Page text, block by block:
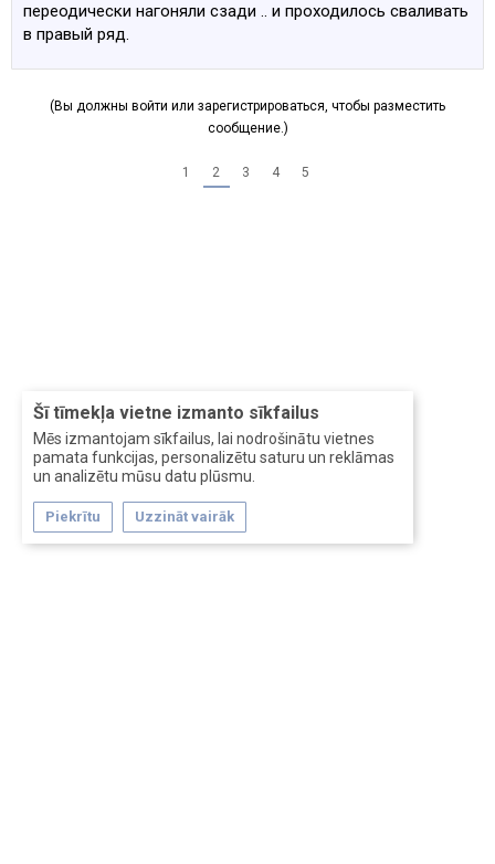
Šī tīmekļa vietne izmanto sīkfailus
Mēs izmantojam sīkfailus, lai nodrošinātu vietnes
pamata funkcijas, personalizētu saturu un reklāmas
un analizētu mūsu datu plūsmu.
Piekrītu Uzzināt vairāk
переодически нагоняли сзади .. и проходилось сваливать
в правый ряд.
(Вы должны войти или зарегистрироваться, чтобы разместить
сообщение.)
1 2 3 4 5